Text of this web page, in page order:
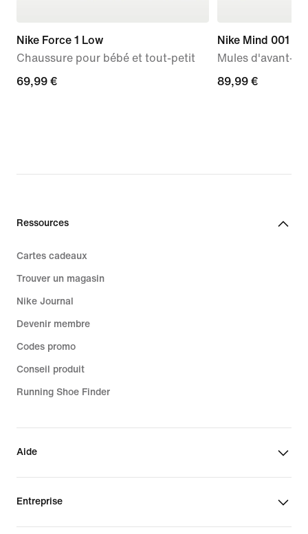
Nike Force 1 Low
Chaussure pour bébé et tout-petit
69,99 €
69,99 €
Nike Mind 001
Mules d'avant-
89,99 €
89,99 €
Ressources
Cartes cadeaux
Trouver un magasin
Nike Journal
Devenir membre
Codes promo
Conseil produit
Running Shoe Finder
Aide
Entreprise